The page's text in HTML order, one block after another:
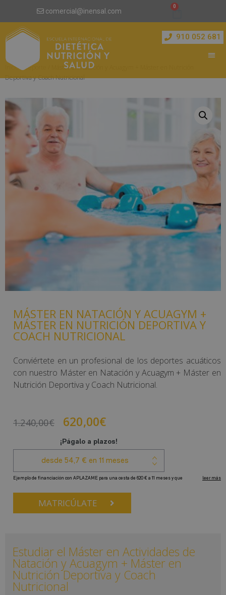
comercial@inensal.com
910 052 681
Inicio/ Deporte
/ Máster en Natación y Acuagym + Máster en Nutrición
Deportiva y Coach Nutricional
MÁSTER EN NATACIÓN Y ACUAGYM +
MÁSTER EN NUTRICIÓN DEPORTIVA Y
COACH NUTRICIONAL
Conviértete en un profesional de los deportes acuáticos
con nuestro Máster en Natación y Acuagym + Máster en
Nutrición Deportiva y Coach Nutricional.
1.240,00€ 620,00€
MATRICÚLATE
Estudiar el Máster en Actividades de
Natación y Acuagym + Máster en
Nutrición Deportiva y Coach
Nutricional